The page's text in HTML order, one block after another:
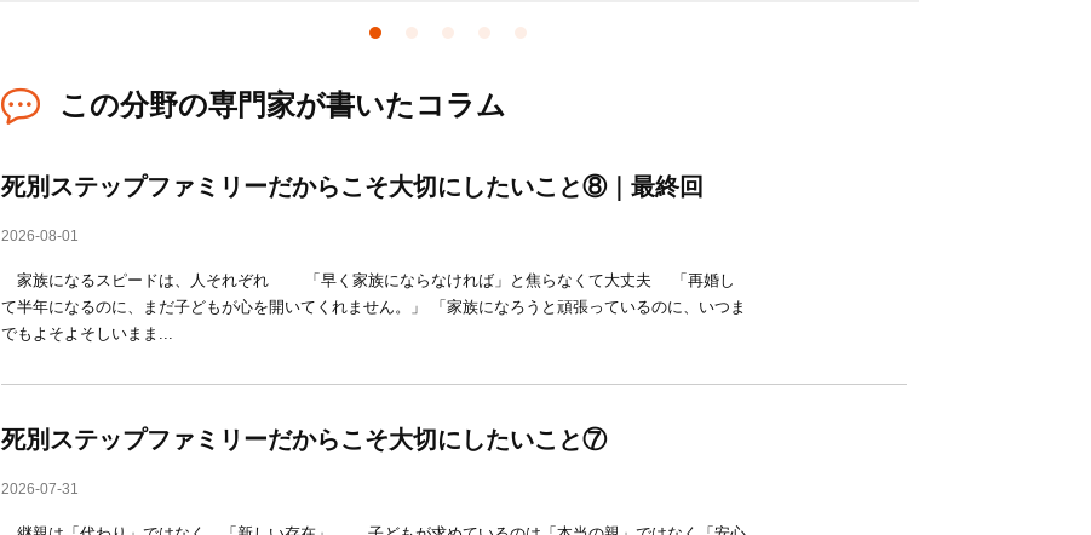
この分野の専門家が書いたコラム
死別ステップファミリーだからこそ大切にしたいこと⑧｜最終回
2026-08-01
家族になるスピードは、人それぞれ 「早く家族にならなければ」と焦らなくて大丈夫 「再婚し
て半年になるのに、まだ子どもが心を開いてくれません。」 「家族になろうと頑張っているのに、いつま
でもよそよそしいまま...
死別ステップファミリーだからこそ大切にしたいこと⑦
2026-07-31